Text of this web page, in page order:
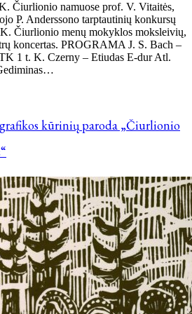
Čiurlionio namuose prof. V. Vitaitės,
P. Anderssono tarptautinių konkursų
Čiurlionio menų mokyklos moksleivių,
koncertas. PROGRAMA J. S. Bach –
1 t. K. Czerny – Etiudas E-dur Atl.
kūrinių paroda „Čiurlionio